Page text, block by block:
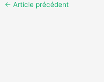
← Article précédent